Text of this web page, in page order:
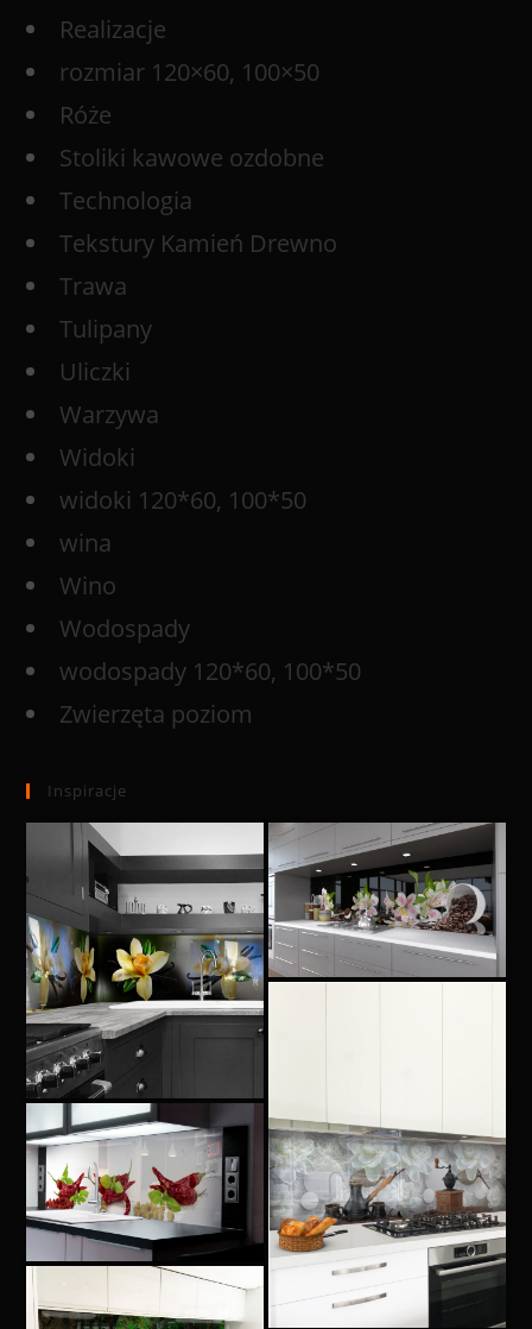
Realizacje
rozmiar 120×60, 100×50
Róże
Stoliki kawowe ozdobne
Technologia
Tekstury Kamień Drewno
Trawa
Tulipany
Uliczki
Warzywa
Widoki
widoki 120*60, 100*50
wina
Wino
Wodospady
wodospady 120*60, 100*50
Zwierzęta poziom
Inspiracje